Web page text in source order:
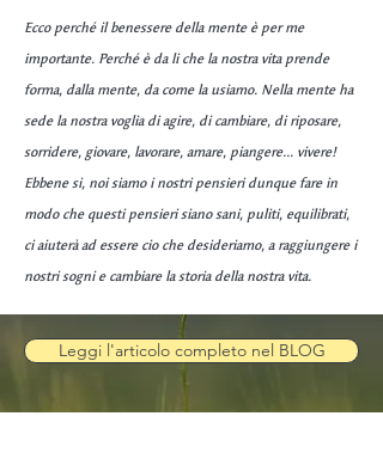
Ecco perché il benessere della mente è per me
importante. Perché è da li che la nostra vita prende
forma, dalla mente, da come la usiamo. Nella mente ha
sede la nostra voglia di agire, di cambiare, di riposare,
sorridere, giovare, lavorare, amare, piangere... vivere!
Ebbene si, noi siamo i nostri pensieri dunque fare in
modo che questi pensieri siano sani, puliti, equilibrati,
ci aiuterà ad essere cio che desideriamo, a raggiungere i
nostri sogni e cambiare la storia della nostra vita.
Leggi l'articolo completo nel BLOG